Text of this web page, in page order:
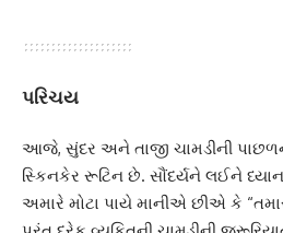
પરિચય
આજે, સુંદર અને તાજી ચામડીની
સ્કિનકેર રૂટિન છે. સૌંદર્યને લઈને
અમારે મોટા પાયે માનીએ છીએ કે